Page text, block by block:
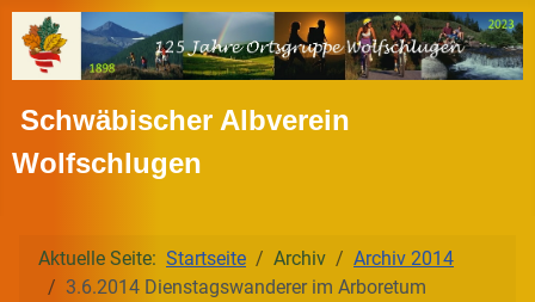
Schwäbischer Albverein
Wolfschlugen
Aktuelle Seite: Startseite Archiv
Archiv 2014
3.6.2014 Dienstagswanderer im Arboretum